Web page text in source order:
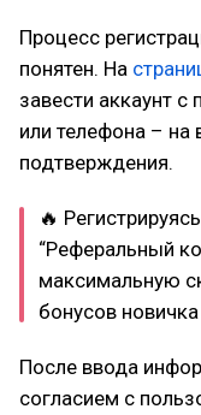
Процесс
понятен. На
завести аккаунт
или телефона – на
подтверждения.
🔥 Регистрируясь
“Реферальный
максимальную
бонусов
После ввода
согласием с